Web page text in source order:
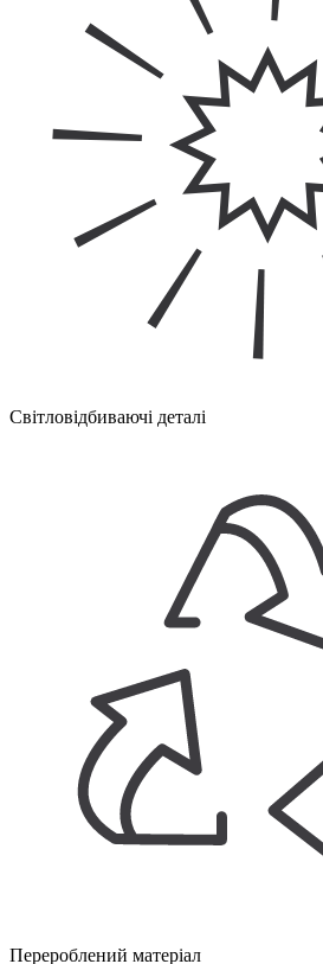
Світловідбиваючі деталі
Перероблений матеріал